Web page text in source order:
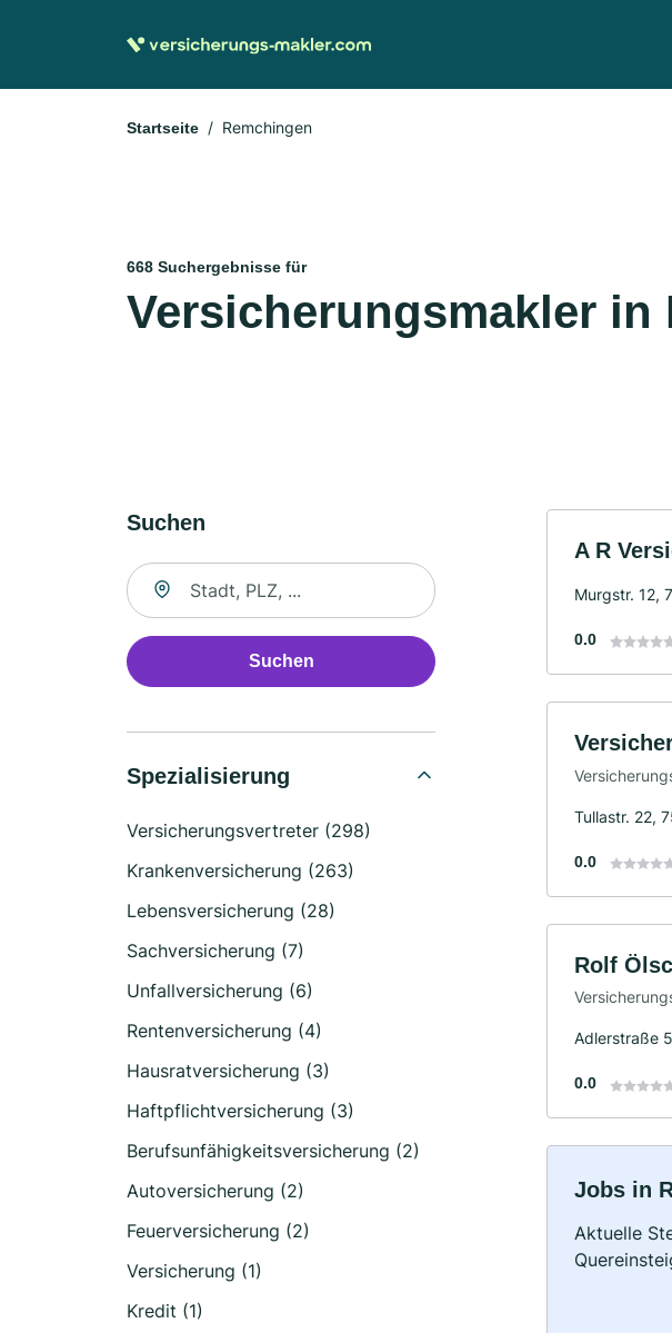
Startseite Remchingen
668 Suchergebnisse für
Versicherungsmakler in
Suchen
Suche nach Ort
Suchen
Spezialisierung
Versicherungsvertreter (298)
Krankenversicherung (263)
Lebensversicherung (28)
Sachversicherung (7)
Unfallversicherung (6)
Rentenversicherung (4)
Hausratversicherung (3)
Haftpflichtversicherung (3)
Berufsunfähigkeitsversicherung (2)
Autoversicherung (2)
Feuerversicherung (2)
Versicherung (1)
Kredit (1)
A R
Murgstr. 12,
0.0
Tullastr. 22,
0.0
Rolf
Adlerstraße
0.0
Jobs in
Aktuelle